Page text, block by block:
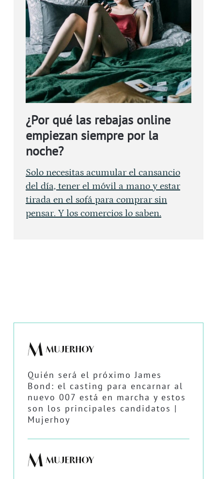
¿Por qué las rebajas online
empiezan siempre por la
noche?
Solo necesitas acumular el cansancio
del día, tener el móvil a mano y estar
tirada en el sofá para comprar sin
pensar. Y los comercios lo saben.
Quién será el próximo James
Bond: el casting para encarnar al
nuevo 007 está en marcha y estos
son los principales candidatos |
Mujerhoy